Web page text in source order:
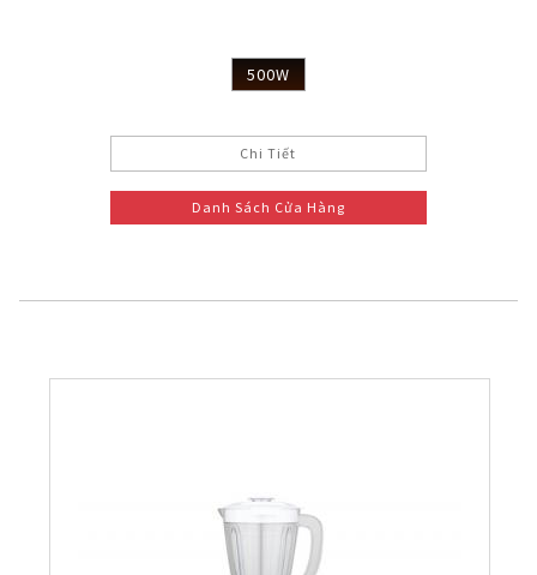
500W
Chi Tiết
Danh Sách Cửa Hàng